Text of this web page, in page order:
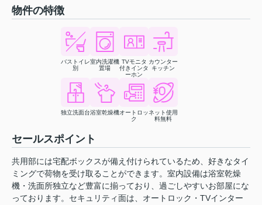
物件の特徴
バストイレ
別
室内洗濯機
置場
TVモニタ
付きインタ
ーホン
カウンター
キッチン
独立洗面台浴室乾燥機オートロッ
ク
ネット使用
料無料
セールスポイント
共用部には宅配ボックスが備え付けられているため、好きなタイ
ミングで荷物を受け取ることができます。室内設備は浴室乾燥
機・洗面所独立など豊富に揃っており、過ごしやすいお部屋にな
っております。セキュリティ面は、オートロック・TVインター